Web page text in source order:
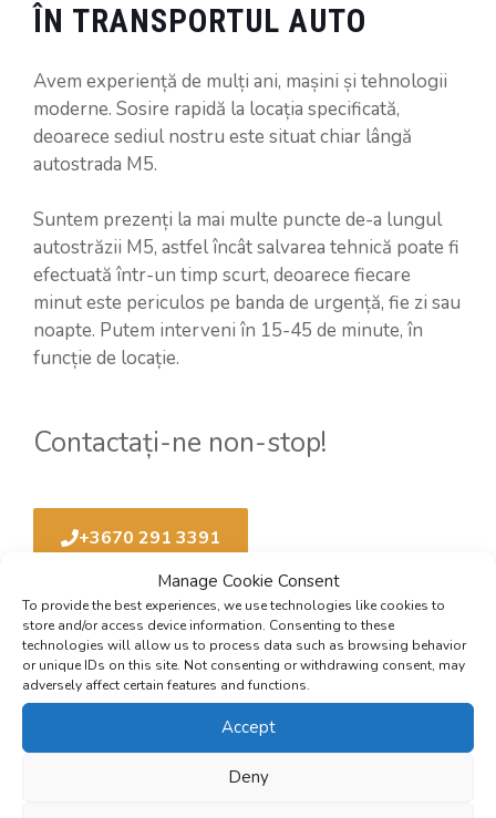
Manage Cookie Consent
To provide the best experiences, we use technologies like cookies to
store and/or access device information. Consenting to these
technologies will allow us to process data such as browsing behavior
or unique IDs on this site. Not consenting or withdrawing consent, may
adversely affect certain features and functions.
Accept
Deny
ÎN TRANSPORTUL AUTO
Avem experiență de mulți ani, mașini și tehnologii
moderne. Sosire rapidă la locația specificată,
deoarece sediul nostru este situat chiar lângă
autostrada M5.
Suntem prezenți la mai multe puncte de-a lungul
autostrăzii M5, astfel încât salvarea tehnică poate fi
efectuată într-un timp scurt, deoarece fiecare
minut este periculos pe banda de urgență, fie zi sau
noapte. Putem interveni în 15-45 de minute, în
funcție de locație.
Contactați-ne non-stop!
+3670 291 3391
CEI CARE AU FOLOSIT DEJA